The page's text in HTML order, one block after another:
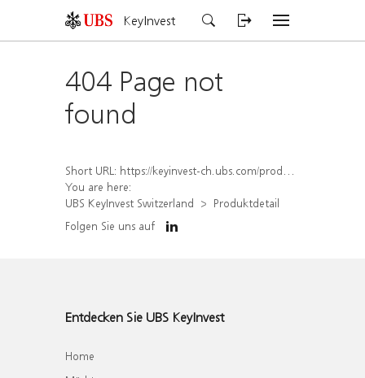
KeyInvest
404 Page not
found
Short URL: https://keyinvest-ch.ubs.com/produkt/detail/index/isin/CH1580426109
You are here:
UBS KeyInvest Switzerland
Produktdetail
Folgen Sie uns auf
Entdecken Sie UBS KeyInvest
Home